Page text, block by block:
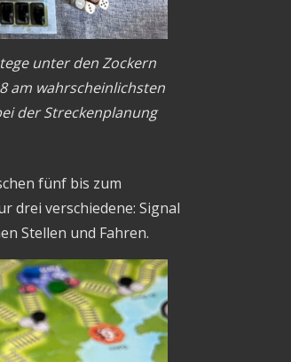
unter den Zockern
am wahrscheinlichsten
der Streckenplanung
fünf bis zum
drei verschiedene: Signal
Stellen und Fahren.